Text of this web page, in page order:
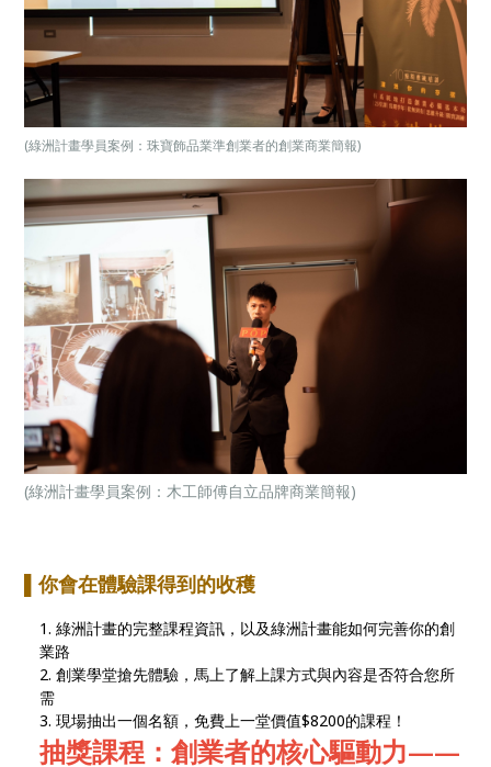
(綠洲計畫學員案例：珠寶飾品業準創業者的創業商業簡報)
(綠洲計畫學員案例：木工師傅自立品牌商業簡報)
▌你會在體驗課得到的收穫
綠洲計畫的完整課程資訊，以及綠洲計畫能如何完善你的創
業路
創業學堂搶先體驗，馬上了解上課方式與內容是否符合您所
需
現場抽出一個名額，免費上一堂價值$8200的課程！
抽獎課程：創業者的核心驅動力——